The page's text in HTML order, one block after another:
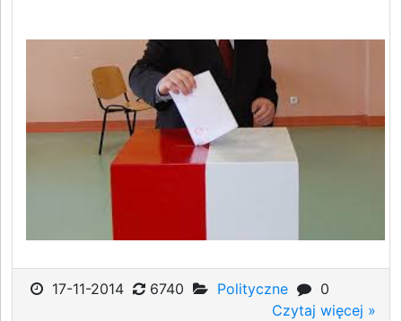
17-11-2014 6740 Polityczne
0
Czytaj więcej »